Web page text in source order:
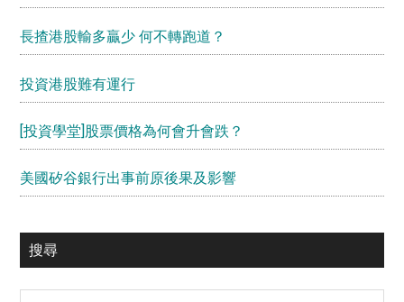
長揸港股輸多贏少 何不轉跑道？
投資港股難有運行
[投資學堂]股票價格為何會升會跌？
美國矽谷銀行出事前原後果及影響
搜尋